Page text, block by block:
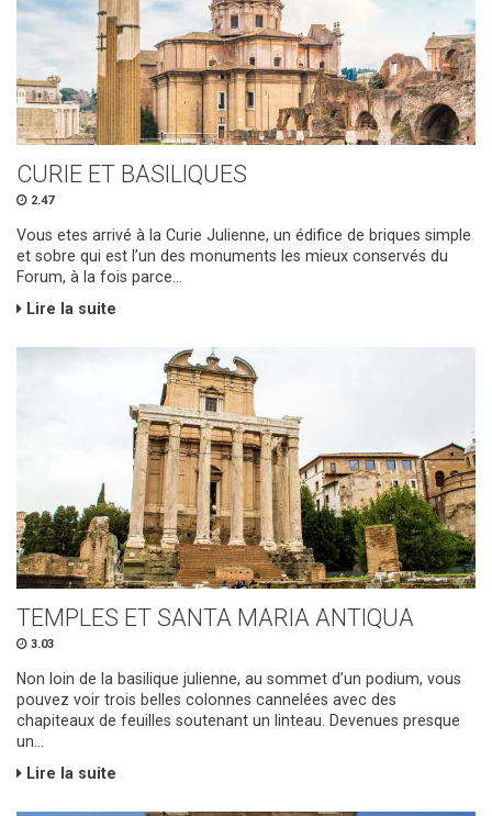
CURIE ET ​​BASILIQUES
2.47
Vous etes arrivé à la Curie Julienne, un édifice de briques simple
et sobre qui est l’un des monuments les mieux conservés du
Forum, à la fois parce...
Lire la suite
TEMPLES ET SANTA MARIA ANTIQUA
3.03
Non loin de la basilique julienne, au sommet d’un podium, vous
pouvez voir trois belles colonnes cannelées avec des
chapiteaux de feuilles soutenant un linteau. Devenues presque
un...
Lire la suite